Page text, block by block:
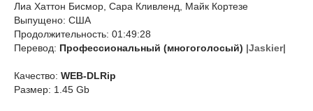
Лиа Хаттон Бисмор, Сара Кливленд, Майк Кортезе
Выпущено: США
Продолжительность: 01:49:28
Перевод: Профессиональный (многоголосый) |Jaskier|
Качество: WEB-DLRip
Размер: 1.45 Gb